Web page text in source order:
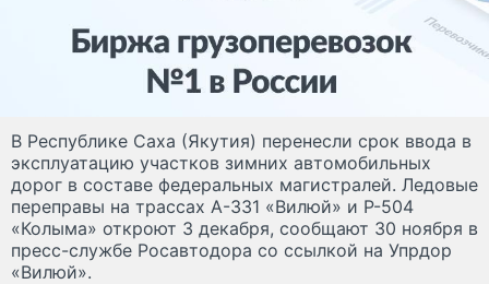
В Республике Саха (Якутия) перенесли срок ввода в
эксплуатацию участков зимних автомобильных
дорог в составе федеральных магистралей. Ледовые
переправы на трассах А-331 «Вилюй» и Р-504
«Колыма» откроют 3 декабря, сообщают 30 ноября в
пресс-службе Росавтодора со ссылкой на Упрдор
«Вилюй».